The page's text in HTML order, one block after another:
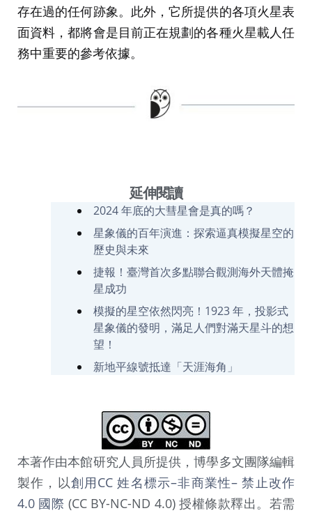
存在過的任何跡象。此外，它所提供的各項火星表
面資料，都將會是目前正在規劃的各種火星載人任
務中重要的參考依據。
延伸閱讀
2024 年底的大彗星會是真的嗎？
星象儀的百年演進：探索逼真模擬星空的
歷史與未來
捷報！臺灣首次多點聯合觀測海外天體掩
星成功
模擬的星空依然閃亮！1923 年，投影式
星象儀的發明，滿足人們對滿天星斗的想
望！
新地平線號抵達「天涯海角」
本著作由本館研究人員所提供，博學多文團隊編輯
製作，以創用CC 姓名標示–非商業性– 禁止改作
4.0 國際 (CC BY-NC-ND 4.0) 授權條款釋出。若需